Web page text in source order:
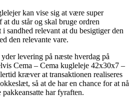
kan vise sig at være super
du står og skal bruge ordren
sandhed relevant at du besigtiger den
den relevante vare.
levering på næste hverdag på
Cema – Cema kugleleje 42x30x7 –
kræver at transaktionen realiseres
så at de har en chance for at nå
har fyraften.